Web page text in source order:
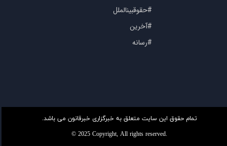
#حقوقبینالملل
#آخرین
#رسانه
تمام حقوق این سایت متعلق به خبرگزاری خبرقانون می باشد.
© 2025 Copyright, All rights reserved.